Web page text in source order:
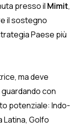
presso il Mimit,
il sostegno
Paese più
ma deve
con
potenziale: Indo-
Latina, Golfo